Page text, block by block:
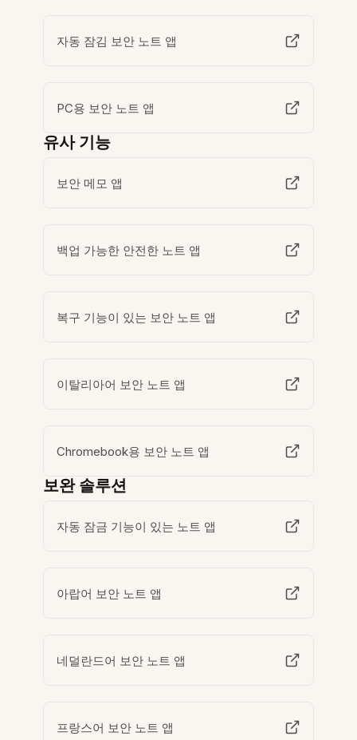
자동 잠김 보안 노트 앱
PC용 보안 노트 앱
유사 기능
보안 메모 앱
백업 가능한 안전한 노트 앱
복구 기능이 있는 보안 노트 앱
이탈리아어 보안 노트 앱
Chromebook용 보안 노트 앱
보완 솔루션
자동 잠금 기능이 있는 노트 앱
아랍어 보안 노트 앱
네덜란드어 보안 노트 앱
프랑스어 보안 노트 앱